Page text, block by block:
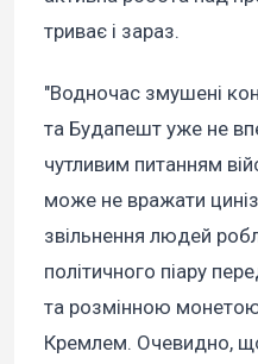
триває і зараз.
"Водночас змушені
та Будапешт уже не
чутливим питанням
може не вражати
звільнення людей
політичного піару
та розмінною
Кремлем. Очевидно, що